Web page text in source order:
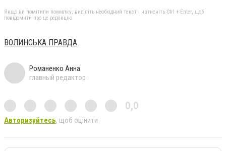
Якщо ви помітили помилку, виділіть необхідний текст і натисніть Ctrl + Enter, щоб
повідомити про це редакцію
ВОЛИНСЬКА ПРАВДА
Романенко Анна
главный редактор
0,0
Авторизуйтесь, щоб оцінити